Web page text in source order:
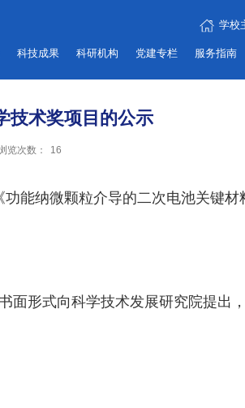
学校
科技成果 科研机构 党建专栏 服务指南
技术奖项目的公示
览次数： 16
能纳微颗粒介导的二次电池关键材
面形式向科学技术发展研究院提出